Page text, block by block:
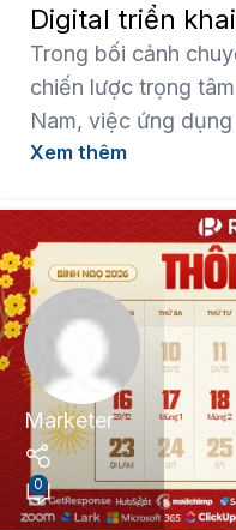
Digital triển
Trong bối cảnh
chiến lược trọng
Nam, việc ứng
Xem thêm
Marketer
0